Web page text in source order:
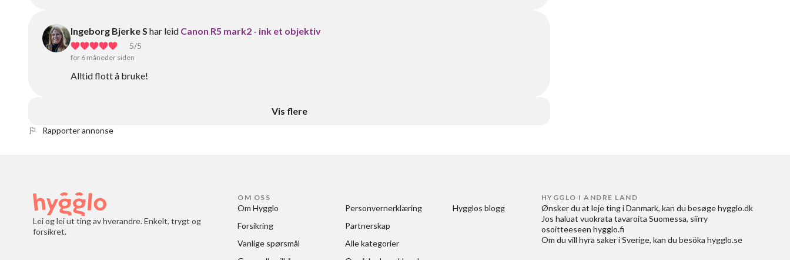
Ingeborg Bjerke S har leid Canon R5 mark2 - ink et objektiv
5/5
for 6 måneder siden
Alltid flott å bruke!
Vis flere
Rapporter annonse
Lei og lei ut ting av hverandre. Enkelt, trygt og
forsikret.
OM OSS
Om Hygglo
Forsikring
Vanlige spørsmål
Personvernerklæring
Partnerskap
Alle kategorier
Hygglos blogg
HYGGLO I ANDRE LAND
Ønsker du at leje ting i Danmark, kan du besøge hygglo.dk
Jos haluat vuokrata tavaroita Suomessa, siirry
osoitteeseen hygglo.fi
Om du vill hyra saker i Sverige, kan du besöka hygglo.se